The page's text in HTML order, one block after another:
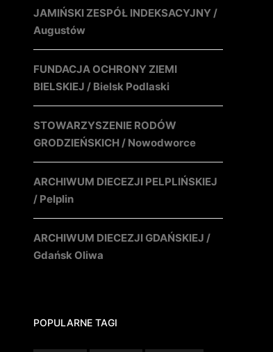
JAMIŃSKI ZESPÓŁ INDEKSACYJNY /
Augustów
FUNDACJA OCHRONY ZIEMI
BIELSKIEJ / Bielsk Podlaski
STOWARZYSZENIE RODÓW
GRODZIEŃSKICH / Nowodworce
ARCHIWUM DIECEZJI PELPLIŃSKIEJ
/ Pelplin
ARCHIWUM DIECEZJI GDAŃSKIEJ /
Gdańsk Oliwa
POPULARNE TAGI